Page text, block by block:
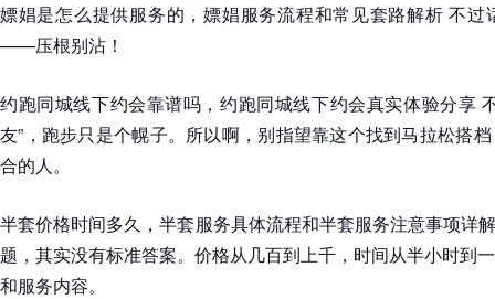
嫖娼是怎么提供服务的，嫖娼服务流程和常见套路解析 不过
——压根别沾！
约跑同城线下约会靠谱吗，约跑同城线下约会真实体验分享
友”，跑步只是个幌子。所以啊，别指望靠这个找到马拉松搭
合的人。
半套价格时间多久，半套服务具体流程和半套服务注意事项详
题，其实没有标准答案。价格从几百到上千，时间从半小时到
和服务内容。